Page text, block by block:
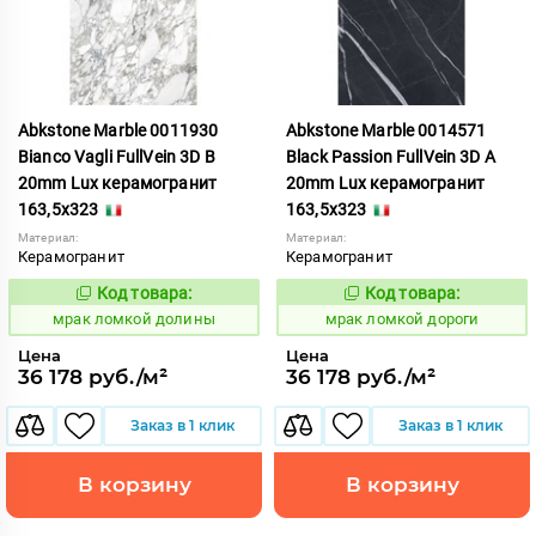
Abkstone Marble 0011930
Bianco Vagli FullVein 3D B
20mm Lux керамогранит
163,5x323
Материал:
Керамогранит
1052896
Код товара:
мрак ломкой долины
Цена
36 178 руб./м²
Заказ в 1 клик
В корзину
Abkstone Marble 0014571
Black Passion FullVein 3D A
20mm Lux керамогранит
163,5x323
Материал:
Керамогранит
1052897
Код товара:
мрак ломкой дороги
Цена
36 178 руб./м²
Заказ в 1 клик
В корзину